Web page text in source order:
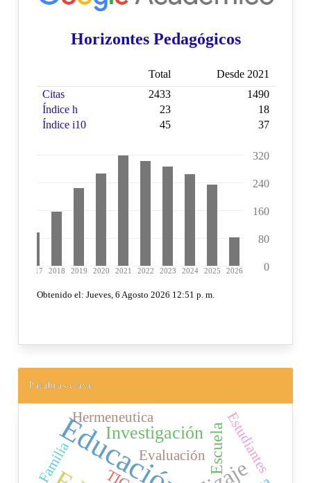
Palabras clave
Educación
Investigación EscuelaEstudiantes
Familia
Hermeneutica
Evaluación